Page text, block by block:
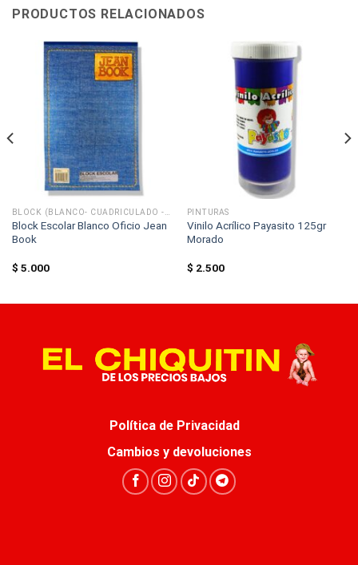
PRODUCTOS RELACIONADOS
Block Escolar Blanco Oficio Jean
Book
$ 5.000
PINTURAS
Vinilo Acrílico Payasito 125gr
Morado
$ 2.500
Política de Privacidad
Cambios y devoluciones